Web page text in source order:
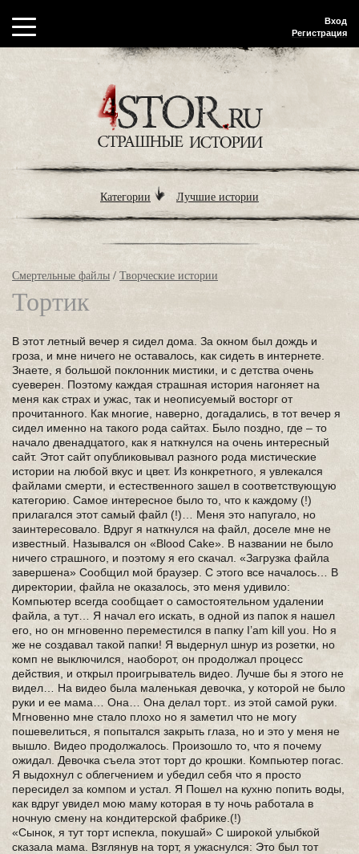
Вход
Регистрация
Категории Лучшие истории
Смертельные файлы / Творческие истории
Тортик
В этот летный вечер я сидел дома. За окном был дождь и
гроза, и мне ничего не оставалось, как сидеть в интернете.
Знаете, я большой поклонник мистики, и с детства очень
суеверен. Поэтому каждая страшная история нагоняет на
меня как страх и ужас, так и неописуемый восторг от
прочитанного. Как многие, наверно, догадались, в тот вечер я
сидел именно на такого рода сайтах. Было поздно, где – то
начало двенадцатого, как я наткнулся на очень интересный
сайт. Этот сайт опубликовывал разного рода мистические
истории на любой вкус и цвет. Из конкретного, я увлекался
файлами смерти, и естественного зашел в соответствующую
категорию. Самое интересное было то, что к каждому (!)
прилагался этот самый файл (!)… Меня это напугало, но
заинтересовало. Вдруг я наткнулся на файл, доселе мне не
известный. Назывался он «Blood Cake». В названии не было
ничего страшного, и поэтому я его скачал. «Загрузка файла
завершена» Сообщил мой браузер. С этого все началось… В
директории, файла не оказалось, это меня удивило:
Компьютер всегда сообщает о самостоятельном удалении
файла, а тут… Я начал его искать, в одной из папок я нашел
его, но он мгновенно переместился в папку I’am kill you. Но я
же не создавал такой папки! Я выдернул шнур из розетки, но
комп не выключился, наоборот, он продолжал процесс
действия, и открыл проигрыватель видео. Лучше бы я этого не
видел… На видео была маленькая девочка, у которой не было
руки и ее мама… Она… Она делал торт.. из этой самой руки.
Мгновенно мне стало плохо но я заметил что не могу
пошевелиться, я попытался закрыть глаза, но и это у меня не
вышло. Видео продолжалось. Произошло то, что я почему
ожидал. Девочка съела этот торт до крошки. Компьютер погас.
Я выдохнул с облегчением и убедил себя что я просто
пересидел за компом и устал. Я Пошел на кухню попить воды,
как вдруг увидел мою маму которая в ту ночь работала в
ночную смену на кондитерской фабрике.(!)
«Сынок, я тут торт испекла, покушай» С широкой улыбкой
сказала мама. Взглянув на торт, я ужаснулся: Это был тот